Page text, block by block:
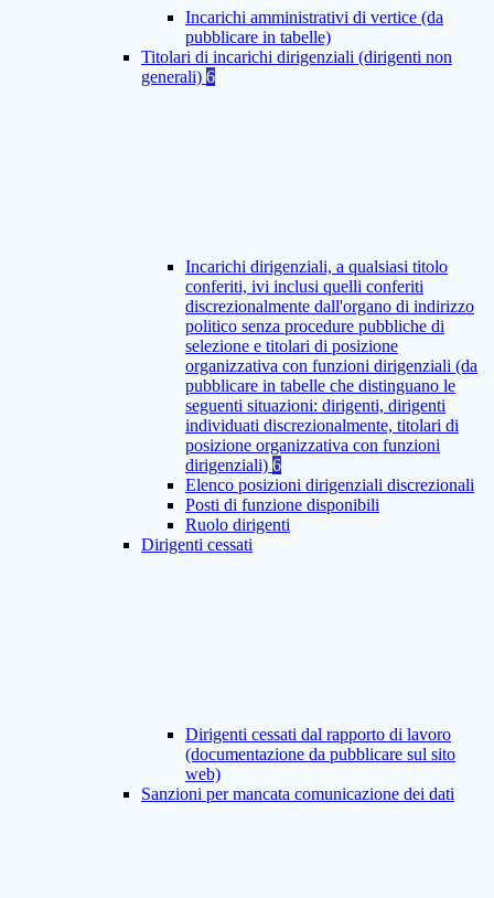
Incarichi amministrativi di vertice (da
pubblicare in tabelle)
Titolari di incarichi dirigenziali (dirigenti non
generali) 6
Incarichi dirigenziali, a qualsiasi titolo
conferiti, ivi inclusi quelli conferiti
discrezionalmente dall'organo di indirizzo
politico senza procedure pubbliche di
selezione e titolari di posizione
organizzativa con funzioni dirigenziali (da
pubblicare in tabelle che distinguano le
seguenti situazioni: dirigenti, dirigenti
individuati discrezionalmente, titolari di
posizione organizzativa con funzioni
dirigenziali) 6
Elenco posizioni dirigenziali discrezionali
Posti di funzione disponibili
Ruolo dirigenti
Dirigenti cessati
Dirigenti cessati dal rapporto di lavoro
(documentazione da pubblicare sul sito
web)
Sanzioni per mancata comunicazione dei dati